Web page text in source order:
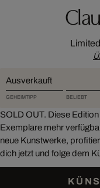
Ausverkauft
GEHEIMTIPP BELIEBT
SOLD OUT. Diese
Exemplare mehr
neue Kunstwerke,
dich jetzt und folge dem